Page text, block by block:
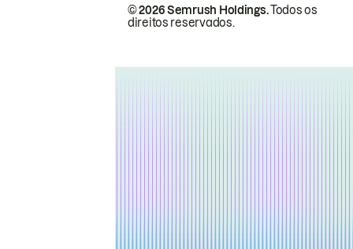
© 2026 Semrush Holdings.Todos os
direitos reservados.